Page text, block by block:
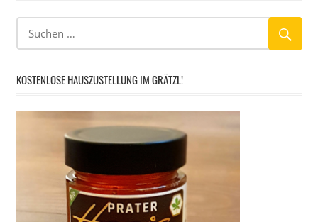
KOSTENLOSE HAUSZUSTELLUNG IM GRÄTZL!